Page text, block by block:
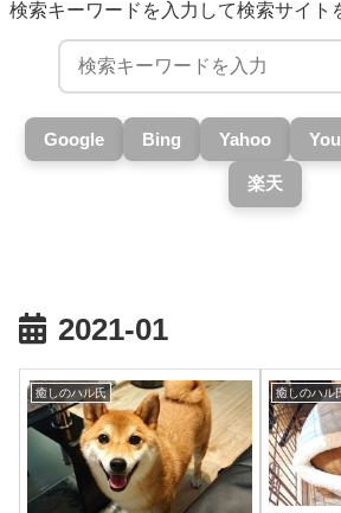
検索キーワードを入力して検索サイト
Google Bing Yahoo
楽天
2021-01
癒しのハル氏 癒しのハル